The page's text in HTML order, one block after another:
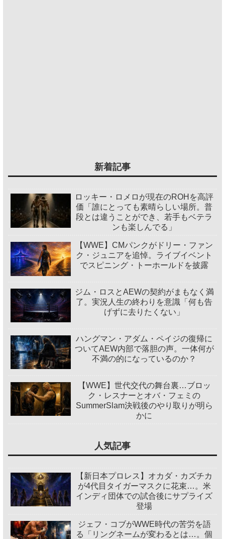
新着記事
ロッキー・ロメロが現在のROHを高評
価「誰にとっても素晴らしい場所。普
段とは違うことができ、若手もベテラ
ンも楽しんでる」
【WWE】CMパンクがドリー・ファン
ク・ジュニアを追悼。ライブイベント
でスピニング・トーホールドを披露
ジム・ロスとAEWの契約がまもなく満
了。実況人生の終わりを意識「何も告
げずに去りたくない」
ハングマン・アダム・ペイジの復帰に
ついてAEW内部で落胆の声。一体何が
不満の的になっているのか？
【WWE】世代交代の舞台裏…ブロッ
ク・レスナーとオバ・フェミの
SummerSlam決戦後のやり取りが明ら
かに
人気記事
【新日本プロレス】オカダ・カズチカ
が4代目タイガーマスクに花束…。米
インディ団体での試合後にサプライズ
登場
ジェフ・コブがWWE時代の苦労を語
る「リングネームが変わるとは…。個